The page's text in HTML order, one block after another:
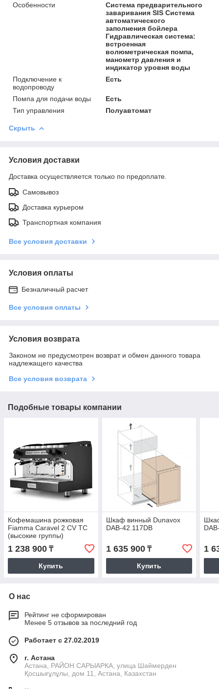
Особенности
Система предварительного
заваривания SIS Система
автоматического
заполнения бойлера
Гидравлическая система:
встроенная
волюметрическая помпа,
манометр давления и
индикатор уровня воды
Подключение к
водопроводу
Есть
Помпа для подачи воды
Есть
Тип управления
Полуавтомат
Скрыть
Условия доставки
Доставка осуществляется только по предоплате.
Самовывоз
Доставка курьером
Транспортная компания
Все условия доставки
Условия оплаты
Безналичный расчет
Все условия оплаты
Условия возврата
Законом не предусмотрен возврат и обмен данного товара
надлежащего качества
Все условия возврата
Подобные товары компании
Кофемашина рожковая
Fiamma Caravel 2 CV TC
(высокие группы)
1 238 900 ₸
Купить
Шкаф винный Dunavox
DAB-42.117DB
1 635 900₸
Купить
1
О нас
Рейтинг не сформирован
Менее 5 отзывов за последний год
Работает с 27.02.2019
г. Астана
Астана, РАЙОН САРЫАРКА, улица Шәймерден
Қосшығұлұлы, дом 11, Астана, Казахстан